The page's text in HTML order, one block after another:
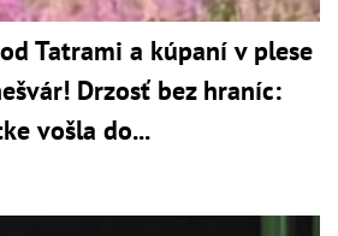
Tatrami a kúpaní v plese
Drzosť bez hraníc:
vošla do...